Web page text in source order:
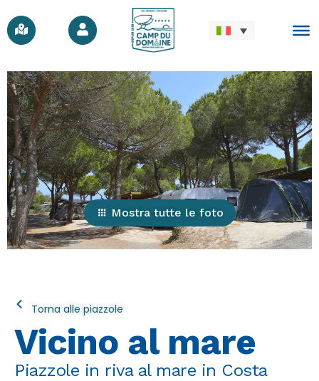
Mostra tutte le foto
Torna alle piazzole
Vicino al mare
Piazzole in riva al mare in Costa